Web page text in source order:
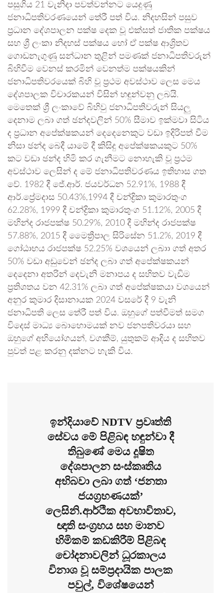
පසුගිය 21 වැනිදා පවත්වන්නට යෙදුණු
ජනාධිපතිවරණයෙන් තේරී පත් විය. නිදහසින් පසුව
ප්‍රධාන දේශපාලන පක්ෂ දෙක වූ එක්සත් ජාතික පක්ෂය
සහ ශ්‍රී ලංකා නිදහස් පක්ෂය හෝ ඒ පක්ෂ ආශ්‍රිතව
ගොඩනැගුණු සන්ධාන තුළින් පමණක් ජනාධිපතිවරුන්
බිහිවීම වෙනස් කරමින් වෙනත්ම පක්ෂයකින්
ජනාධිපතිවරයෙක් බිහි වූ ප්‍රථම අවස්ථාව ලෙස මෙය
දේශපාලක විචාරකයන් විසින් හඳුන්වනු ලබයි.
මෙතෙක් ශ්‍රී ලංකාවේ බිහිවු ජනාධිපතිවරුන් සියලු
දෙනාම ලබා ගත් ඡන්දවලින් 50% සීමාව ඉක්මවා සිටිය
ද ප්‍රධාන අපේක්ෂකයන් දෙදෙනෙකුට වඩා ඉදිරිපත් වීම
නිසා ඡන්ද බෙදී යාමේ දී කිසිදු අපේක්ෂකයකුට 50%
කට වඩා ඡන්ද හිමි කර ගැනීමට නොහැකි වූ ප්‍රථම
අවස්ථාව ලෙසින් ද මේ ජනාධිපතිවරණය ඉතිහාස ගත
වේ. 1982 දී ජේ.ආර්. ජයවර්ධන 52.91%, 1988 දී
ආර්.ප්‍රේමදාස 50.43%,1994 දී චන්ද්‍රිකා කුමාරතුංග
62.28%, 1999 දී චන්ද්‍රිකා කුමාරතුංග 51.12%, 2005 දී
මහින්ද රාජපක්ෂ 50.29%, 2010 දී මහින්ද රාජපක්ෂ
57.88%, 2015 දී මෛත්‍රීපාල සිරිසේන 51.2%, 2019 දී
ගෝඨාභය රාජපක්ෂ 52.25% වශයෙන් ලබාා ගත් අතර
50% වඩා අඩුවෙන් ඡන්ද ලබා ගත් අපේක්ෂකයන්
දෙදෙනා අතරින් දෙවැනි මනාපය ද සහිතව වැඩිම
ප්‍රතිශතය වන 42.31% ලබා ගත් අපේක්ෂකයා වශයෙන්
අනුර කුමාර දිසානායක 2024 වසරේ දී 9 වැනි
ජනාධිපති ලෙස තේරී පත් විය. ඔහුගේ පත්වීමත් සමග
විදෙස් මාධ්‍ය බොහොමයක් නව ජනපතිවරයා සහ
ඔහුගේ අභියෝගයන්, වගකීම්, යුතුකම් ආදිය ද සහිතව
පුවත් පළ කරනු දක්නට හැකි විය.
ඉන්දියාවේ NDTV ප්‍රවෘත්ති
සේවය මේ පිළිබඳ හඳුන්වා දී
තිබුණේ මෙය දූෂිත
දේශපාලන සංස්කෘතිය
අභිබවා ලබා ගත් ‘ජනතා
ජයග්‍රහණයක්’
ලෙසිනි.ආර්ථික අවභාවිතාව,
ඥාති සංග්‍රහය සහ මානව
හිමිකම් කඩකිරීම් පිළිබඳ
චෝදනාවලින් ධූරකාලය
විනාශ වූ සම්ප්‍රදායික පාලක
පවුල්, විශේෂයෙන්